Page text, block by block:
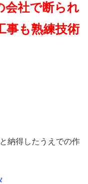
会社で断られ
事も熟練技術
納得したうえでの作